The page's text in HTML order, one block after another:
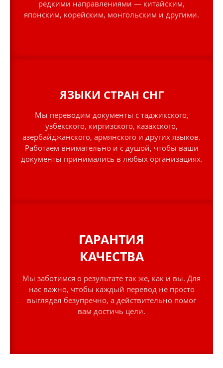
редкими направлениями — китайским,
японским, корейским, монгольским и другими.
ЯЗЫКИ СТРАН СНГ
Мы переводим документы с таджикского,
узбекского, киргизского, казахского,
азербайджанского, армянского и других языков.
Работаем внимательно и с душой, чтобы ваши
документы принимались в любых организациях.
ГАРАНТИЯ
КАЧЕСТВА
Мы заботимся о результате так же, как и вы. Для
нас важно, чтобы каждый перевод не просто
выглядел безупречно, а действительно помог
вам достичь цели.